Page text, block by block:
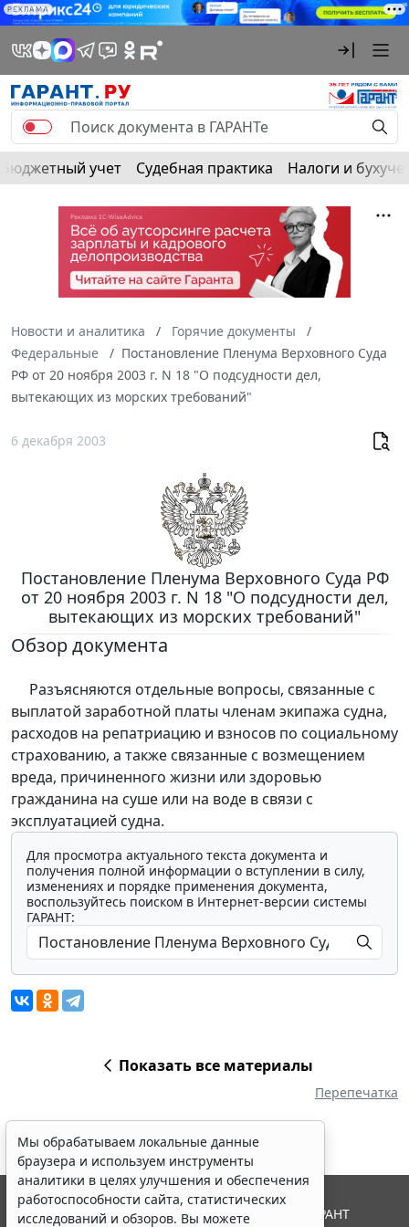
РЕКЛАМА
Бюджетный учет Судебная практика Налоги и
Новости и аналитика
Горячие документы
Федеральные
Постановление Пленума Верховного Суда
РФ от 20 ноября 2003 г. N 18 "О подсудности дел,
вытекающих из морских требований"
6 декабря 2003
Постановление Пленума Верховного Суда РФ
от 20 ноября 2003 г. N 18 "О подсудности дел,
вытекающих из морских требований"
Обзор документа
Разъясняются отдельные вопросы, связанные с
выплатой заработной платы членам экипажа судна,
расходов на репатриацию и взносов по социальному
страхованию, а также связанные с возмещением
вреда, причиненного жизни или здоровью
гражданина на суше или на воде в связи с
эксплуатацией судна.
Для просмотра актуального текста документа и
получения полной информации о вступлении в силу,
изменениях и порядке применения документа,
воспользуйтесь поиском в Интернет-версии системы
ГАРАНТ:
Показать все материалы
Перепечатка
Мы обрабатываем локальные данные
браузера и используем инструменты
аналитики в целях улучшения и обеспечения
работоспособности сайта, статистических
исследований и обзоров. Вы можете
© ООО "НПП "ГАРАНТ-СЕРВИС", 2026. Система ГАРАНТ